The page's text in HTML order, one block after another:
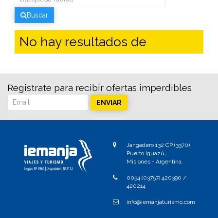
Jujuy
Mendoza
Buscar
No hay resultados de
Registrate para recibir ofertas imperdibles
ENVIAR
Jangadero 132 CP (3370)
Puerto Iguazú,
Misiones - Argentina.
0054 (03757) 420390 /
420214
info@iemanjaturismo.com